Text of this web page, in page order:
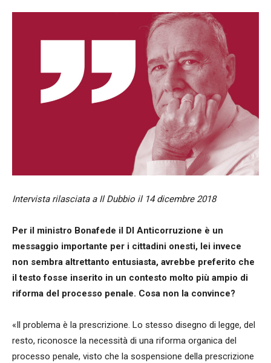
Intervista rilasciata a Il Dubbio il 14 dicembre 2018
Per il ministro Bonafede il Dl Anticorruzione è un
messaggio importante per i cittadini onesti, lei invece
non sembra altrettanto entusiasta, avrebbe preferito che
il testo fosse inserito in un contesto molto più ampio di
riforma del processo penale. Cosa non la convince?
«Il problema è la prescrizione. Lo stesso disegno di legge, del
resto, riconosce la necessità di una riforma organica del
processo penale, visto che la sospensione della prescrizione